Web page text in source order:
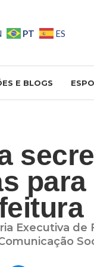
PT ES
E BLOGS
para
Executiva de